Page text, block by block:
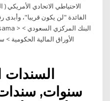
الاحتياطي الاتحادي
الفائدة "لن يكون قريبا"،
الأوراق المالية الحكومية >
سنوات, سندات